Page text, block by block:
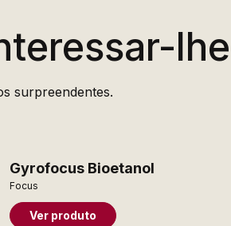
lhe
surpreendentes.
Gyrofocus Bioetanol
Focus
Ver produto